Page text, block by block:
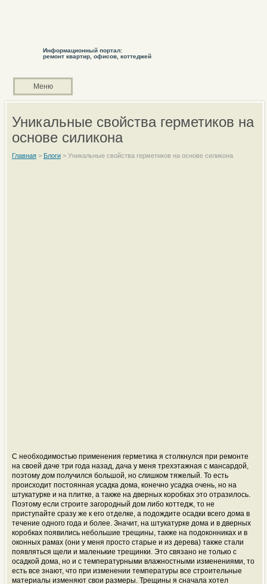
Информационный портал:
ремонт квартир, офисов, коттеджей
Меню
Уникальные свойства герметиков на
основе силикона
Главная> Блоги> Уникальные свойства герметиков на основе силикона
С необходимостью применения герметика я столкнулся при ремонте
на своей даче три года назад, дача у меня трехэтажная с мансардой,
поэтому дом получился большой, но слишком тяжелый. То есть
происходит постоянная усадка дома, конечно усадка очень, но на
штукатурке и на плитке, а также на дверных коробках это отразилось.
Поэтому если строите загородный дом либо коттедж, то не
приступайте сразу же к его отделке, а подождите осадки всего дома в
течение одного года и более. Значит, на штукатурке дома и в дверных
коробках появились небольшие трещины, также на подоконниках и в
оконных рамах (они у меня просто старые и из дерева) также стали
появляться щели и маленькие трещинки. Это связано не только с
осадкой дома, но и с температурными влажностными изменениями, то
есть все знают, что при изменении температуры все строительные
материалы изменяют свои размеры. Трещины я сначала хотел